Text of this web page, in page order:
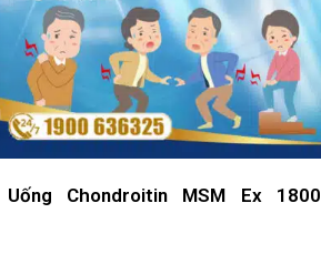
Uống Chondroitin MSM Ex 1800